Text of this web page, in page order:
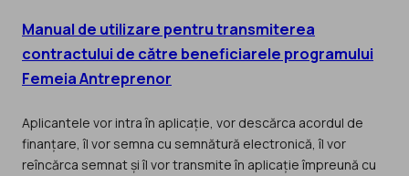
Manual de utilizare pentru transmiterea
contractului de către beneficiarele programului
Femeia Antreprenor
Aplicantele vor intra în aplicație, vor descărca acordul de
finanțare, îl vor semna cu semnătură electronică, îl vor
reîncărca semnat și îl vor transmite în aplicație împreună cu